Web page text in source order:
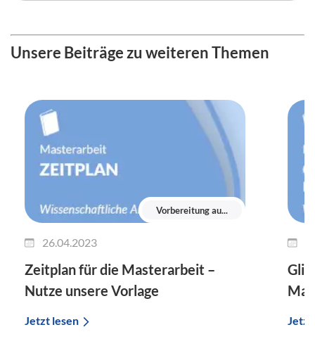
Unsere Beiträge zu weiteren Themen
Vorbereitung au...
26.04.2023
Zeitplan für die Masterarbeit –
Nutze unsere Vorlage
Jetzt lesen Jetzt